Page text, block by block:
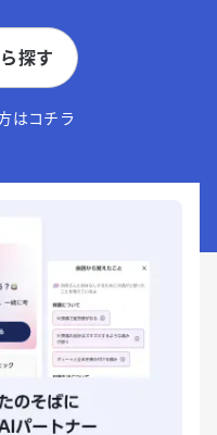
探す
はコチラ